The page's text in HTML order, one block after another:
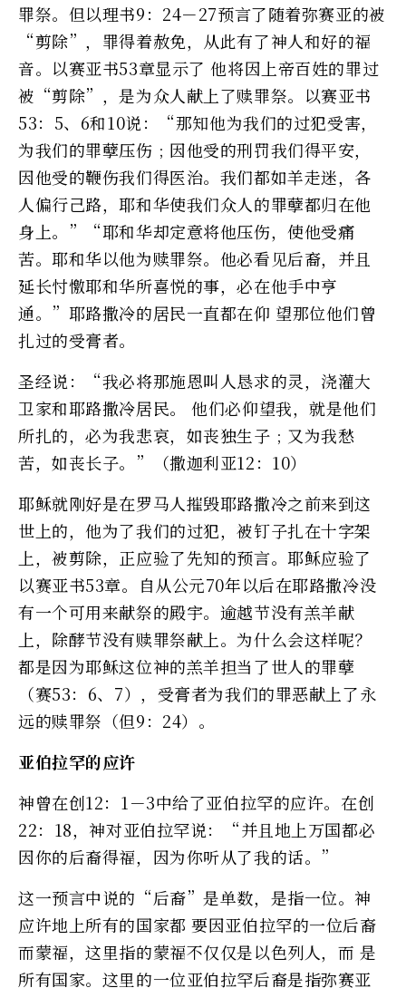
罪祭。但以理书9：24－27预言了随着弥赛亚的被
“剪除”，罪得着赦免，从此有了神人和好的福
音。以赛亚书53章显示了 他将因上帝百姓的罪过
被“剪除”，是为众人献上了赎罪祭。以赛亚书
53：5、6和10说：“那知他为我们的过犯受害，
为我们的罪孽压伤﹔因他受的刑罚我们得平安，
因他受的鞭伤我们得医治。我们都如羊走迷，各
人偏行己路，耶和华使我们众人的罪孽都归在他
身上。”“耶和华却定意将他压伤，使他受痛
苦。耶和华以他为赎罪祭。他必看见后裔，并且
延长忖憿耶和华所喜悦的事，必在他手中亨
通。”耶路撒冷的居民一直都在仰 望那位他们曾
扎过的受膏者。
圣经说：“我必将那施恩叫人恳求的灵，浇灌大
卫家和耶路撒冷居民。 他们必仰望我，就是他们
所扎的，必为我悲哀，如丧独生子﹔又为我愁
苦，如丧长子。”（撒迦利亚12：10）
耶稣就刚好是在罗马人摧毁耶路撒冷之前来到这
世上的，他为了我们的过犯，被钉子扎在十字架
上，被剪除，正应验了先知的预言。耶稣应验了
以赛亚书53章。自从公元70年以后在耶路撒冷没
有一个可用来献祭的殿宇。逾越节没有羔羊献
上，除酵节没有赎罪祭献上。为什么会这样呢？
都是因为耶稣这位神的羔羊担当了世人的罪孽
（赛53：6、7），受膏者为我们的罪恶献上了永
远的赎罪祭（但9：24）。
亚伯拉罕的应许
神曾在创12：1－3中给了亚伯拉罕的应许。在创
22：18，神对亚伯拉罕说：“并且地上万国都必
因你的后裔得福，因为你听从了我的话。”
这一预言中说的“后裔”是单数，是指一位。神
应许地上所有的国家都 要因亚伯拉罕的一位后裔
而蒙福，这里指的蒙福不仅仅是以色列人，而 是
所有国家。这里的一位亚伯拉罕后裔是指弥赛亚